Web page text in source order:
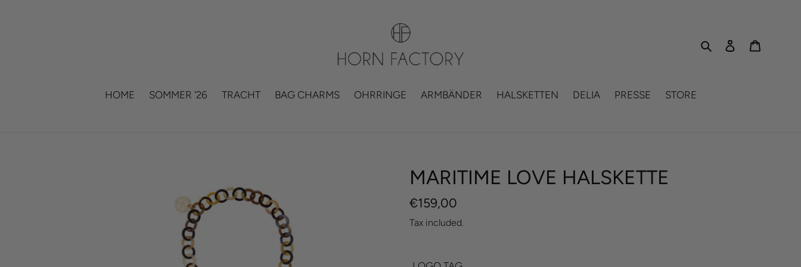
Search Log in
HOME SOMMER '26 TRACHT BAG CHARMS OHRRINGE ARMBÄNDER HALSKETTEN DELIA PRESSE STORE
MARITIME LOVE HALSKETTE
Regular
price
€159,00
Tax included.